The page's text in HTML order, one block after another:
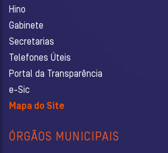
Hino
Gabinete
Secretarias
Telefones Úteis
Portal da Transparência
e-Sic
Mapa do Site
ÓRGÃOS MUNICIPAIS